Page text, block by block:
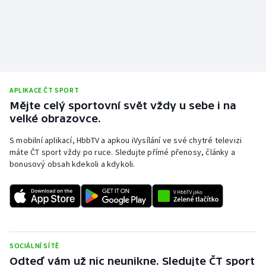
APLIKACE ČT SPORT
Mějte celý sportovní svět vždy u sebe i na
velké obrazovce.
S mobilní aplikací, HbbTV a apkou iVysílání ve své chytré televizi
máte ČT sport vždy po ruce. Sledujte přímé přenosy, články a
bonusový obsah kdekoli a kdykoli.
SOCIÁLNÍ SÍTĚ
Odteď vám už nic neunikne. Sledujte ČT sport